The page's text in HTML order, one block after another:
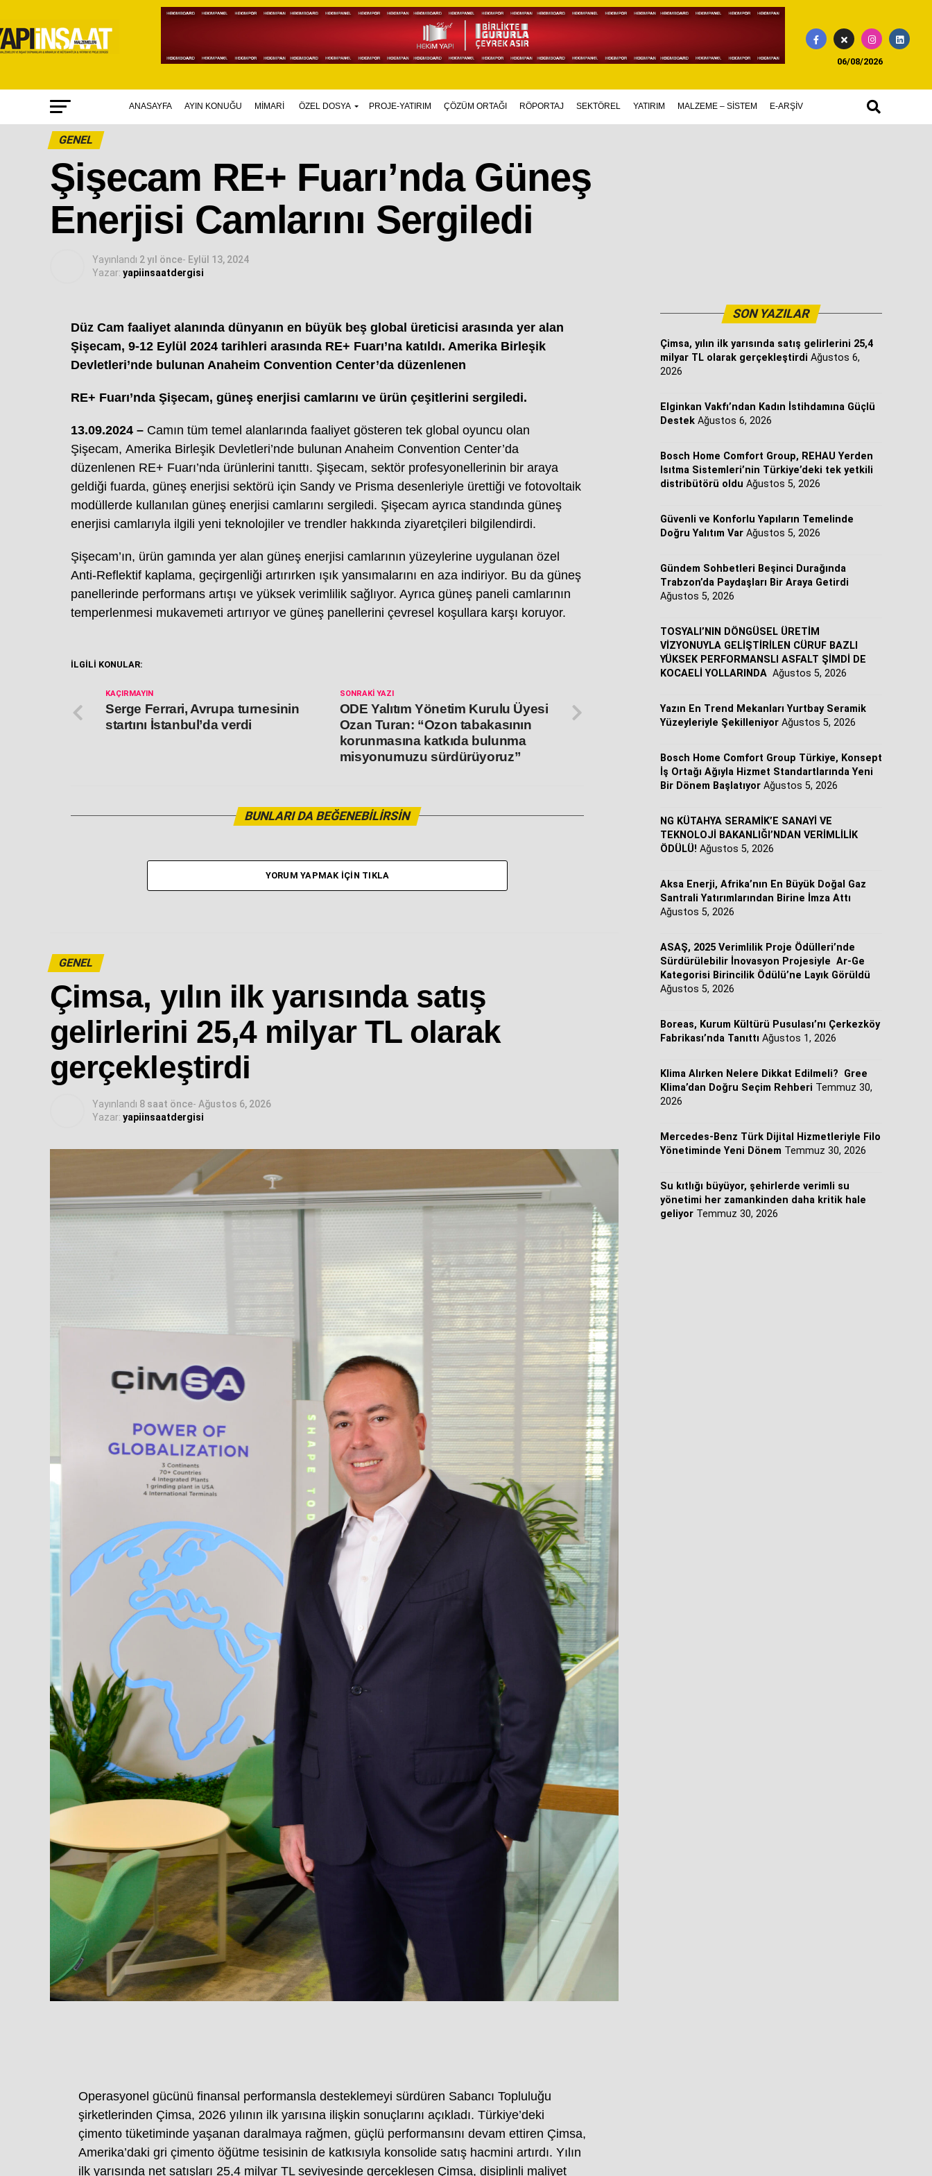
06/08/2026
ANASAYFA AYIN KONUĞU MİMARİ ÖZEL DOSYA PROJE-YATIRIM ÇÖZÜM ORTAĞI RÖPORTAJ SEKTÖREL YATIRIM MALZEME – SİSTEM E-ARŞİV
GENEL
Şişecam RE+ Fuarı’nda Güneş
Enerjisi Camlarını Sergiledi
Yayınlandı 2 yıl önce- Eylül 13, 2024
Yazar: yapiinsaatdergisi
Düz Cam faaliyet alanında dünyanın en büyük beş global üreticisi arasında yer alan
Şişecam, 9-12 Eylül 2024 tarihleri arasında RE+ Fuarı’na katıldı. Amerika Birleşik
Devletleri’nde bulunan Anaheim Convention Center’da düzenlenen
RE+ Fuarı’nda Şişecam, güneş enerjisi camlarını ve ürün çeşitlerini sergiledi.
13.09.2024 – Camın tüm temel alanlarında faaliyet gösteren tek global oyuncu olan
Şişecam, Amerika Birleşik Devletleri’nde bulunan Anaheim Convention Center’da
düzenlenen RE+ Fuarı’nda ürünlerini tanıttı. Şişecam, sektör profesyonellerinin bir araya
geldiği fuarda, güneş enerjisi sektörü için Sandy ve Prisma desenleriyle ürettiği ve fotovoltaik
modüllerde kullanılan güneş enerjisi camlarını sergiledi. Şişecam ayrıca standında güneş
enerjisi camlarıyla ilgili yeni teknolojiler ve trendler hakkında ziyaretçileri bilgilendirdi.
Şişecam’ın, ürün gamında yer alan güneş enerjisi camlarının yüzeylerine uygulanan özel
Anti-Reflektif kaplama, geçirgenliği artırırken ışık yansımalarını en aza indiriyor. Bu da güneş
panellerinde performans artışı ve yüksek verimlilik sağlıyor. Ayrıca güneş paneli camlarının
temperlenmesi mukavemeti artırıyor ve güneş panellerini çevresel koşullara karşı koruyor.
İLGİLİ KONULAR:
SONRAKI YAZI
ODE Yalıtım Yönetim Kurulu Üyesi
Ozan Turan: “Ozon tabakasının
korunmasına katkıda bulunma
misyonumuzu sürdürüyoruz”
KAÇIRMAYIN
Serge Ferrari, Avrupa turnesinin
startını İstanbul’da verdi
BUNLARI DA BEĞENEBILIRSIN
YORUM YAPMAK İÇIN TIKLA
GENEL
Çimsa, yılın ilk yarısında satış
gelirlerini 25,4 milyar TL olarak
gerçekleştirdi
Yayınlandı 8 saat önce- Ağustos 6, 2026
Yazar: yapiinsaatdergisi
Operasyonel gücünü finansal performansla desteklemeyi sürdüren Sabancı Topluluğu
şirketlerinden Çimsa, 2026 yılının ilk yarısına ilişkin sonuçlarını açıkladı. Türkiye’deki
çimento tüketiminde yaşanan daralmaya rağmen, güçlü performansını devam ettiren Çimsa,
Amerika’daki gri çimento öğütme tesisinin de katkısıyla konsolide satış hacmini artırdı. Yılın
ilk yarısında net satışları 25,4 milyar TL seviyesinde gerçekleşen Çimsa, disiplinli maliyet
SON YAZILAR
Çimsa, yılın ilk yarısında satış gelirlerini 25,4
milyar TL olarak gerçekleştirdi Ağustos 6,
2026
Elginkan Vakfı’ndan Kadın İstihdamına Güçlü
Destek Ağustos 6, 2026
Bosch Home Comfort Group, REHAU Yerden
Isıtma Sistemleri’nin Türkiye’deki tek yetkili
distribütörü oldu Ağustos 5, 2026
Güvenli ve Konforlu Yapıların Temelinde
Doğru Yalıtım Var Ağustos 5, 2026
Gündem Sohbetleri Beşinci Durağında
Trabzon’da Paydaşları Bir Araya Getirdi
Ağustos 5, 2026
TOSYALI’NIN DÖNGÜSEL ÜRETİM
VİZYONUYLA GELİŞTİRİLEN CÜRUF BAZLI
YÜKSEK PERFORMANSLI ASFALT ŞİMDİ DE
KOCAELİ YOLLARINDA Ağustos 5, 2026
Yazın En Trend Mekanları Yurtbay Seramik
Yüzeyleriyle Şekilleniyor Ağustos 5, 2026
Bosch Home Comfort Group Türkiye, Konsept
İş Ortağı Ağıyla Hizmet Standartlarında Yeni
Bir Dönem Başlatıyor Ağustos 5, 2026
NG KÜTAHYA SERAMİK’E SANAYİ VE
TEKNOLOJİ BAKANLIĞI’NDAN VERİMLİLİK
ÖDÜLÜ! Ağustos 5, 2026
Aksa Enerji, Afrika’nın En Büyük Doğal Gaz
Santrali Yatırımlarından Birine İmza Attı
Ağustos 5, 2026
ASAŞ, 2025 Verimlilik Proje Ödülleri’nde
Sürdürülebilir İnovasyon Projesiyle Ar-Ge
Kategorisi Birincilik Ödülü’ne Layık Görüldü
Ağustos 5, 2026
Boreas, Kurum Kültürü Pusulası’nı Çerkezköy
Fabrikası’nda Tanıttı Ağustos 1, 2026
Klima Alırken Nelere Dikkat Edilmeli? Gree
Klima’dan Doğru Seçim Rehberi Temmuz 30,
2026
Mercedes-Benz Türk Dijital Hizmetleriyle Filo
Yönetiminde Yeni Dönem Temmuz 30, 2026
Su kıtlığı büyüyor, şehirlerde verimli su
yönetimi her zamankinden daha kritik hale
geliyor Temmuz 30, 2026